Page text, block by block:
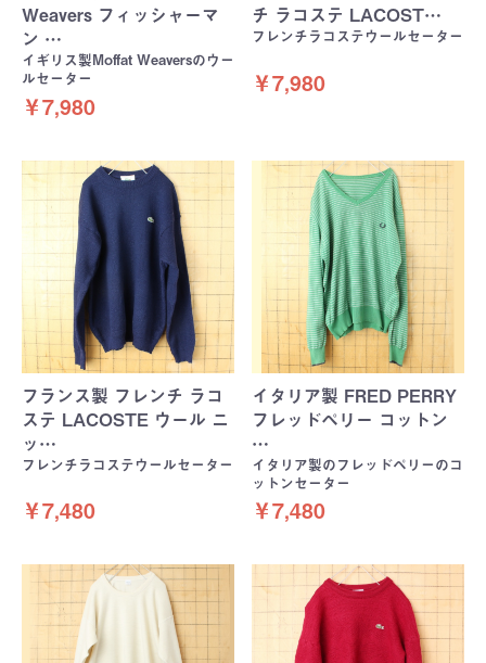
Weavers フィッシャーマ
ン …
イギリス製Moffat Weaversのウー
ルセーター
￥7,980
チ ラコステ LACOST…
フレンチラコステウールセーター
￥7,980
フランス製 フレンチ ラコ
ステ LACOSTE ウール ニ
ッ…
フレンチラコステウールセーター
￥7,480
イタリア製 FRED PERRY
フレッドペリー コットン
…
イタリア製のフレッドペリーのコ
ットンセーター
￥7,480